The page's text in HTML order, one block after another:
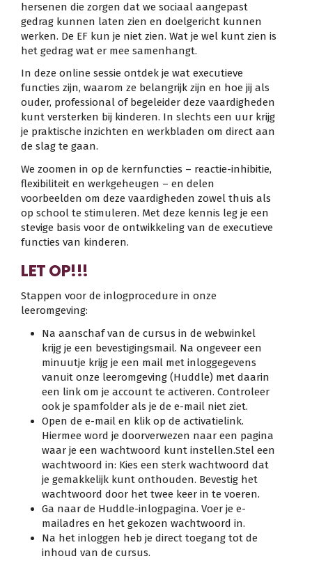
hersenen die zorgen dat we sociaal aangepast
gedrag kunnen laten zien en doelgericht kunnen
werken. De EF kun je niet zien. Wat je wel kunt zien is
het gedrag wat er mee samenhangt.
In deze online sessie ontdek je wat executieve
functies zijn, waarom ze belangrijk zijn en hoe jij als
ouder, professional of begeleider deze vaardigheden
kunt versterken bij kinderen. In slechts een uur krijg
je praktische inzichten en werkbladen om direct aan
de slag te gaan.
We zoomen in op de kernfuncties – reactie-inhibitie,
flexibiliteit en werkgeheugen – en delen
voorbeelden om deze vaardigheden zowel thuis als
op school te stimuleren. Met deze kennis leg je een
stevige basis voor de ontwikkeling van de executieve
functies van kinderen.
LET OP!!!
Stappen voor de inlogprocedure in onze
leeromgeving:
Na aanschaf van de cursus in de webwinkel
krijg je een bevestigingsmail. Na ongeveer een
minuutje krijg je een mail met inloggegevens
vanuit onze leeromgeving (Huddle) met daarin
een link om je account te activeren. Controleer
ook je spamfolder als je de e-mail niet ziet.
Open de e-mail en klik op de activatielink.
Hiermee word je doorverwezen naar een pagina
waar je een wachtwoord kunt instellen.Stel een
wachtwoord in: Kies een sterk wachtwoord dat
je gemakkelijk kunt onthouden. Bevestig het
wachtwoord door het twee keer in te voeren.
Ga naar de Huddle-inlogpagina. Voer je e-
mailadres en het gekozen wachtwoord in.
Na het inloggen heb je direct toegang tot de
inhoud van de cursus.